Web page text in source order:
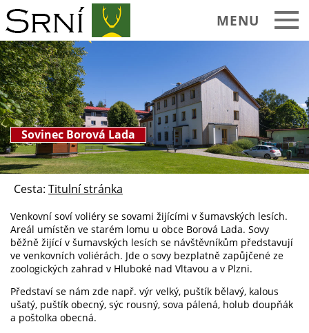
MENU
Sovinec Borová Lada
Cesta: Titulní stránka
Venkovní soví voliéry se sovami žijícími v šumavských lesích.
Areál umístěn ve starém lomu u obce Borová Lada. Sovy
běžně žijící v šumavských lesích se návštěvníkům představují
ve venkovních voliérách. Jde o sovy bezplatně zapůjčené ze
zoologických zahrad v Hluboké nad Vltavou a v Plzni.
Představí se nám zde např. výr velký, puštík bělavý, kalous
ušatý, puštík obecný, sýc rousný, sova pálená, holub doupňák
a poštolka obecná.